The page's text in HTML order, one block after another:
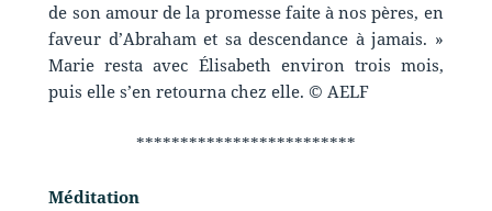
de son amour de la promesse faite à nos pères, en
faveur d’Abraham et sa descendance à jamais. »
Marie resta avec Élisabeth environ trois mois,
puis elle s’en retourna chez elle. © AELF
*************************
Méditation